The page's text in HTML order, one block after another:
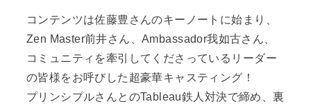
コンテンツは佐藤豊さんのキーノートに始まり、
Zen Master前井さん、Ambassador我如古さん、
コミュニティを牽引してくださっているリーダー
の皆様をお呼びした超豪華キャスティング！
プリンシプルさんとのTableau鉄人対決で締め、裏